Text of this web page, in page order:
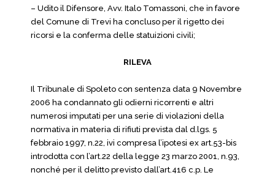
– Udito il Difensore, Avv. Italo Tomassoni, che in favore
del Comune di Trevi ha concluso per il rigetto dei
ricorsi e la conferma delle statuizioni civili;
RILEVA
Il Tribunale di Spoleto con sentenza data 9 Novembre
2006 ha condannato gli odierni ricorrenti e altri
numerosi imputati per una serie di violazioni della
normativa in materia di rifiuti prevista dal d.lgs. 5
febbraio 1997, n.22, ivi compresa l’ipotesi ex art.53-bis
introdotta con l’art.22 della legge 23 marzo 2001, n.93,
nonché per il delitto previsto dall’art.416 c.p. Le